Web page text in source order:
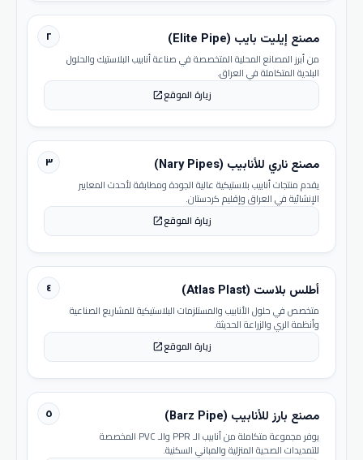
٢ مصنع إيليت بايب (Elite Pipe)
من أبرز المصانع المحلية المتخصصة في صناعة أنابيب البلاستيك والحلول
البلدية المتكاملة في العراق.
زيارة الموقعopen_in_new
٣ مصنع ناري للأنابيب (Nary Pipes)
يقدم منتجات أنابيب بلاستيكية عالية الجودة ومطابقة لأحدث المعايير
الإنشائية في العراق وإقليم كردستان.
زيارة الموقعopen_in_new
٤ أطلس بلاست (Atlas Plast)
متخصص في حلول الأنابيب والمستلزمات البلاستيكية للمشاريع الصناعية
وأنظمة الري والزراعة الحديثة.
زيارة الموقعopen_in_new
٥ مصنع بارز للأنابيب (Barz Pipe)
يوفر مجموعة متكاملة من أنابيب الـ PPR والـ PVC المخصصة
للتمديدات الصحية المنزلية والمباني السكنية.